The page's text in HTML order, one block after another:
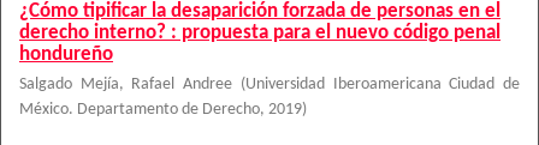
¿Cómo tipificar la desaparición forzada de personas en el
derecho interno? : propuesta para el nuevo código penal
hondureño
Salgado Mejía, Rafael Andree (Universidad Iberoamericana Ciudad de
México. Departamento de Derecho, 2019)